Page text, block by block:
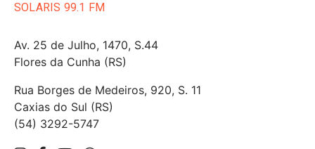
SOLARIS 99.1 FM
Av. 25 de Julho, 1470, S.44
Flores da Cunha (RS)
Rua Borges de Medeiros, 920, S. 11
Caxias do Sul (RS)
(54) 3292-5747